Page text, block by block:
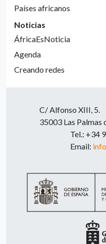
Países africanos
Noticias
ÁfricaEsNoticia
Agenda
Creando redes
C/ Alfonso XIII, 5.
35003 Las Palmas
Tel.: +34
Email: